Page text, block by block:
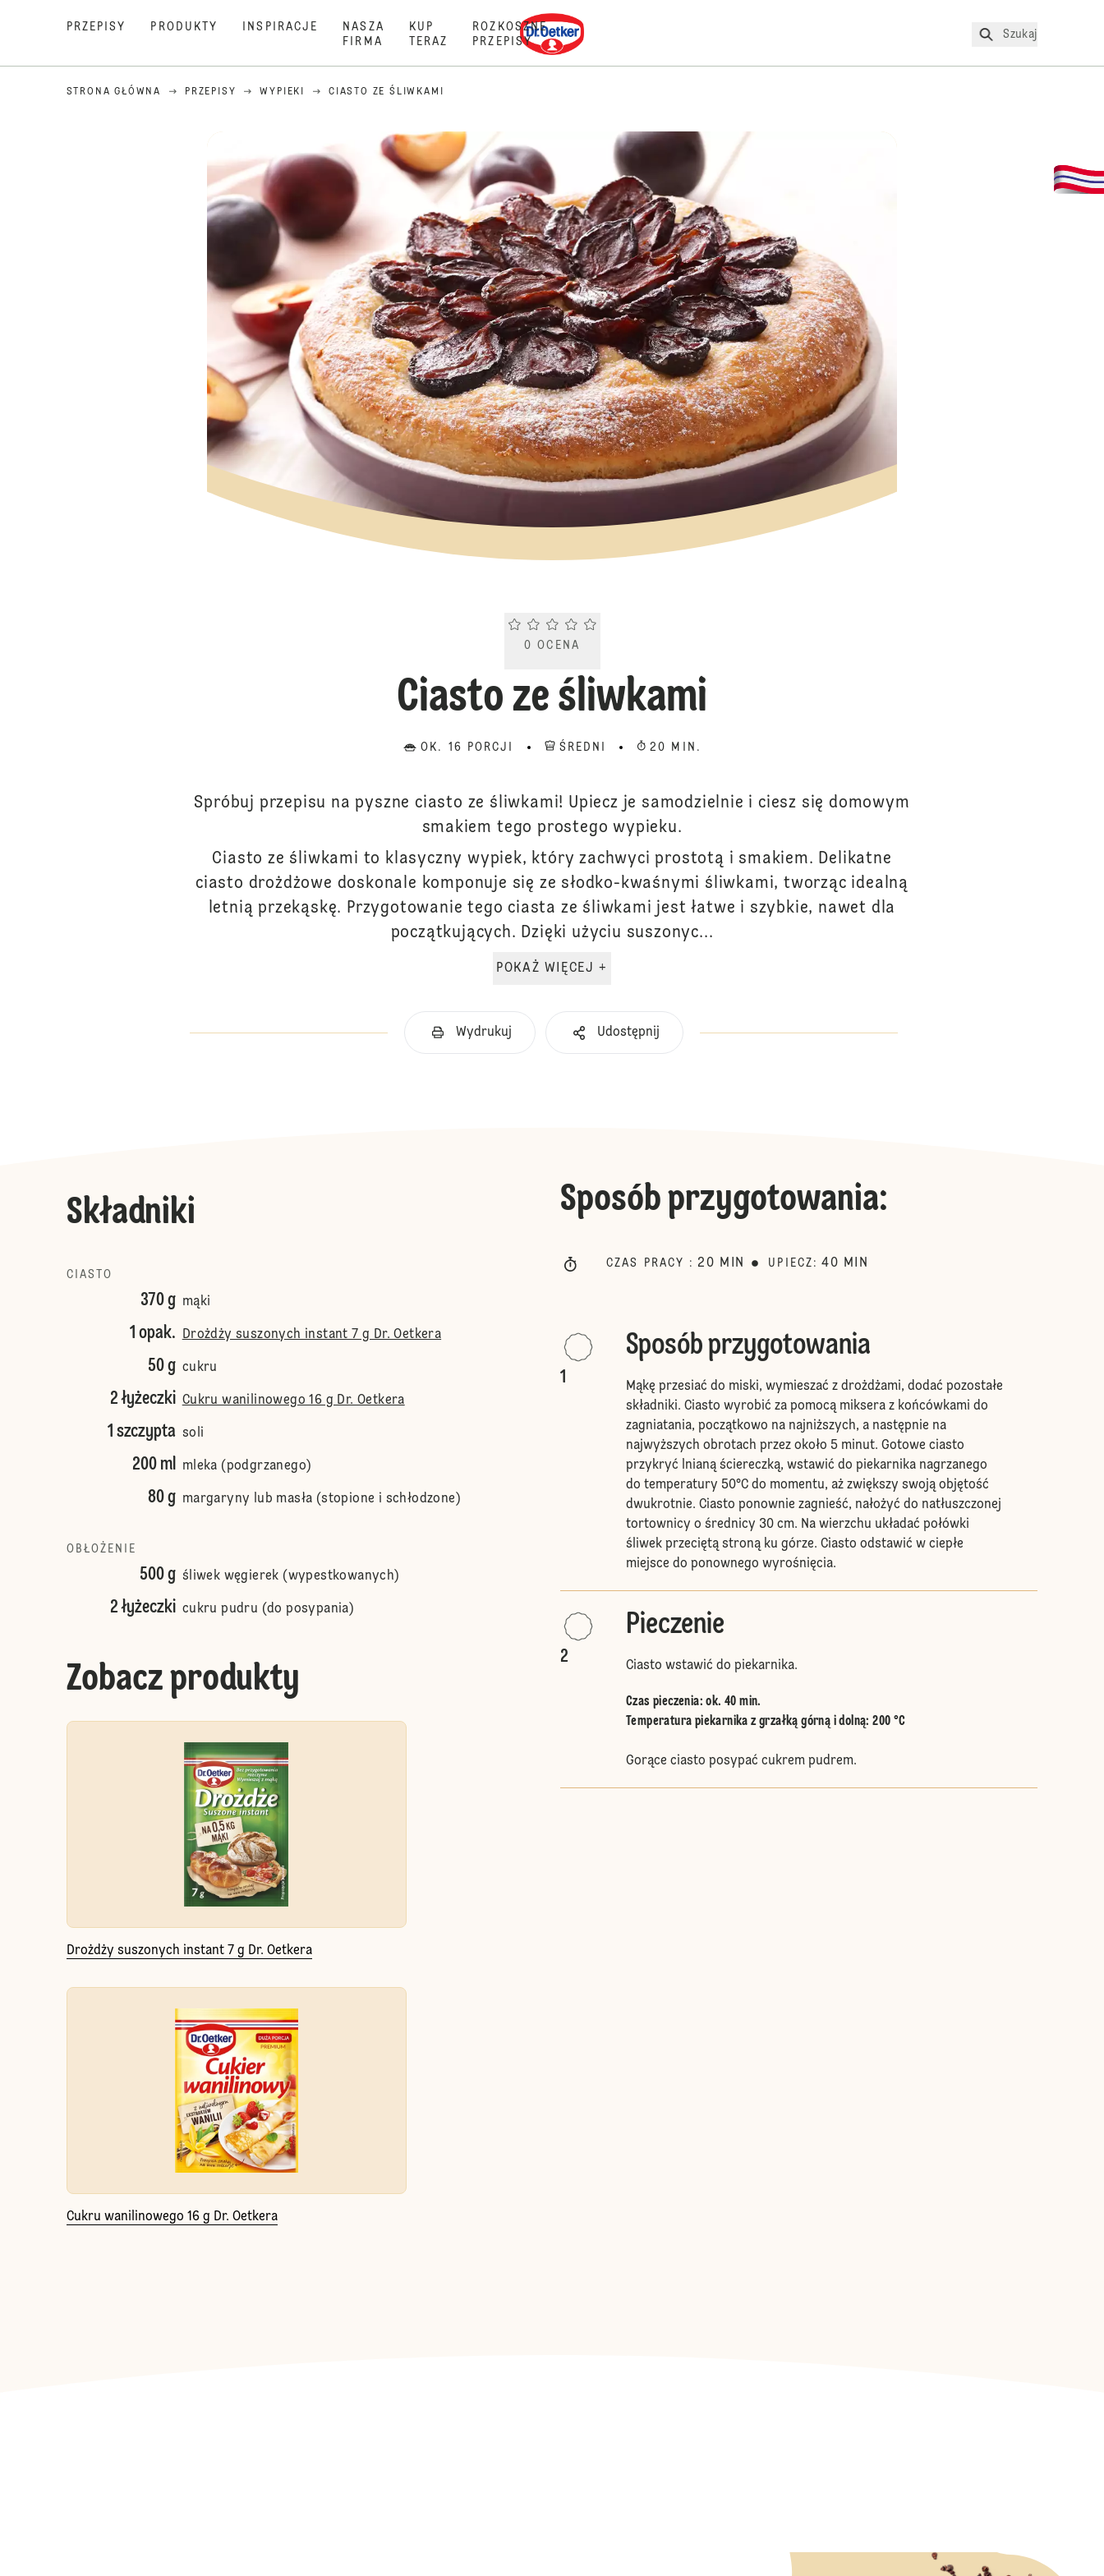
PRZEPISY PRODUKTY INSPIRACJE
NASZA
FIRMA
KUP
TERAZ
ROZKOSZNE
PRZEPISY
Dr. Oetker
Szukaj
STRONA GŁÓWNA PRZEPISY WYPIEKI CIASTO ZE ŚLIWKAMI
Current rating 0.0. Click to rate.
0 OCENA
Ciasto ze śliwkami
OK. 16 PORCJI ŚREDNI 20 MIN.
Spróbuj przepisu na pyszne ciasto ze śliwkami! Upiecz je samodzielnie i ciesz się domowym
smakiem tego prostego wypieku.
Ciasto ze śliwkami to klasyczny wypiek, który zachwyci prostotą i smakiem. Delikatne
ciasto drożdżowe doskonale komponuje się ze słodko-kwaśnymi śliwkami, tworząc idealną
letnią przekąskę. Przygotowanie tego ciasta ze śliwkami jest łatwe i szybkie, nawet dla
początkujących. Dzięki użyciu suszonyc...
POKAŻ WIĘCEJ +
Wydrukuj Udostępnij
Składniki
CIASTO
370 g mąki
1 opak. Drożdży suszonych instant 7 g Dr. Oetkera
50 g cukru
2 łyżeczki Cukru wanilinowego 16 g Dr. Oetkera
1 szczypta soli
200 ml mleka (podgrzanego)
80 g margaryny lub masła (stopione i schłodzone)
OBŁOŻENIE
500 g śliwek węgierek (wypestkowanych)
2 łyżeczki cukru pudru (do posypania)
Zobacz produkty
Drożdży suszonych instant 7 g Dr. Oetkera
Cukru wanilinowego 16 g Dr. Oetkera
Sposób przygotowania:
CZAS PRACY : 20 MIN UPIECZ : 40 MIN
1
Sposób przygotowania
Mąkę przesiać do miski, wymieszać z drożdżami, dodać pozostałe
składniki. Ciasto wyrobić za pomocą miksera z końcówkami do
zagniatania, początkowo na najniższych, a następnie na
najwyższych obrotach przez około 5 minut. Gotowe ciasto
przykryć lnianą ściereczką, wstawić do piekarnika nagrzanego
do temperatury 50°C do momentu, aż zwiększy swoją objętość
dwukrotnie. Ciasto ponownie zagnieść, nałożyć do natłuszczonej
tortownicy o średnicy 30 cm. Na wierzchu układać połówki
śliwek przeciętą stroną ku górze. Ciasto odstawić w ciepłe
miejsce do ponownego wyrośnięcia.
2
Pieczenie
Ciasto wstawić do piekarnika.
Czas pieczenia: ok. 40 min.
Temperatura piekarnika z grzałką górną i dolną: 200 °C
Gorące ciasto posypać cukrem pudrem.